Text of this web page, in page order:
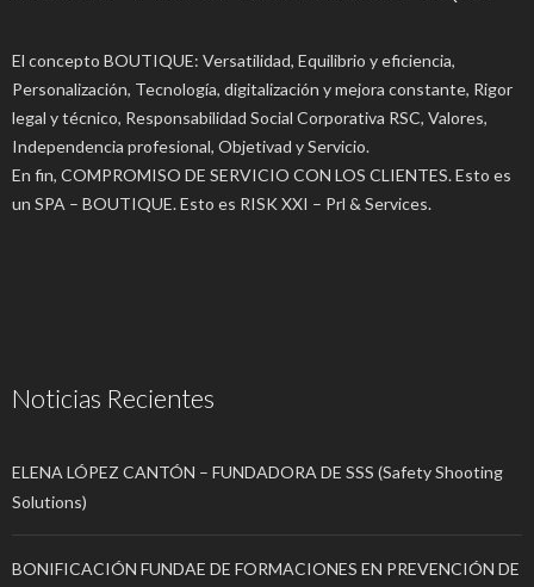
El concepto BOUTIQUE: Versatilidad, Equilibrio y eficiencia,
Personalización, Tecnología, digitalización y mejora constante, Rigor
legal y técnico, Responsabilidad Social Corporativa RSC, Valores,
Independencia profesional, Objetivad y Servicio.
En fin, COMPROMISO DE SERVICIO CON LOS CLIENTES. Esto es
un SPA – BOUTIQUE. Esto es RISK XXI – Prl & Services.
Noticias Recientes
ELENA LÓPEZ CANTÓN – FUNDADORA DE SSS (Safety Shooting
Solutions)
BONIFICACIÓN FUNDAE DE FORMACIONES EN PREVENCIÓN DE